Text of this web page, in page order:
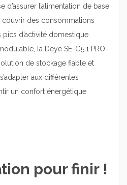
d’assurer l’alimentation de base
des consommations
d’activité domestique.
la Deye SE-G5.1 PRO-
de stockage fiable et
aux différentes
un confort énergétique
pour finir !